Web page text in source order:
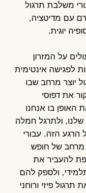
משלבת תרגול
עם מדיטציה,
יוגית.
על המזרון
לפגישה אינטימית
יוצר מרחב שבו
את דפוסי
האופן בו אנחנו
שלנו, ולתרגל חמלה
הרגע הזה. עבורי
מרחב של חופש
להעביר את
ולספק להם
תרגול פיזי ורוחני